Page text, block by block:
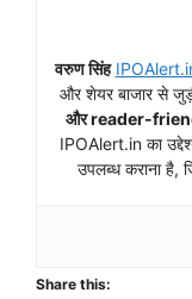
वरुण सिंह
और शेयर बाजार से
और reader-
IPOAlert.in का
उपलब्ध कराना है,
Share this: